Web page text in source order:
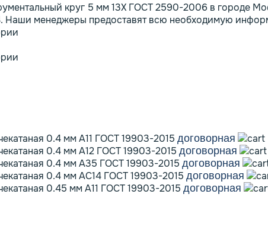
круг 5 мм 13Х ГОСТ 2590-2006 в городе
Наши менеджеры предоставят всю необходимую
0.4 мм А11 ГОСТ 19903-2015 договорная
0.4 мм А12 ГОСТ 19903-2015 договорная
0.4 мм А35 ГОСТ 19903-2015 договорная
0.4 мм АС14 ГОСТ 19903-2015 договорная
0.45 мм А11 ГОСТ 19903-2015 договорная